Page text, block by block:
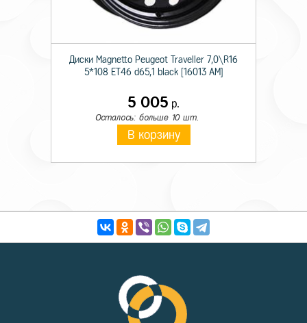
Диски Magnetto Peugeot Traveller 7,0\R16
5*108 ET46 d65,1 black [16013 AM]
5 005 р.
Осталось: больше 10 шт.
В корзину